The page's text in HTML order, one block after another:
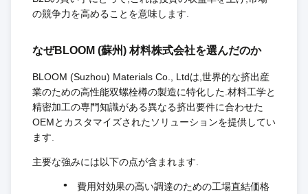
の競争力を高めることを意味します.
なぜBLOOM (蘇州) 材料株式会社を選んだのか
BLOOM (Suzhou) Materials Co., Ltdは,世界的な挤出産
業のための高性能双螺栓樽の製造に特化した.材料工学と
精密加工の専門知識がある異なる挤出要件に合わせた
OEMとカスタマイズされたソリューションを提供してい
ます.
主要な強みには以下の点が含まれます.
費用対効果の高い調達のための工場直結価格